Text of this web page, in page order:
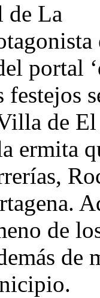
de La
portal
de El
ermita
de
de